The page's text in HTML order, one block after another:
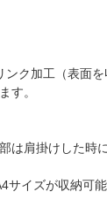
ンク加工（表
す。
は肩掛けした
イズが収納